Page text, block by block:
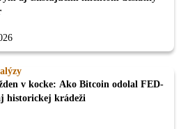
v kocke: Ako Bitcoin odolal FED-
historickej krádeži